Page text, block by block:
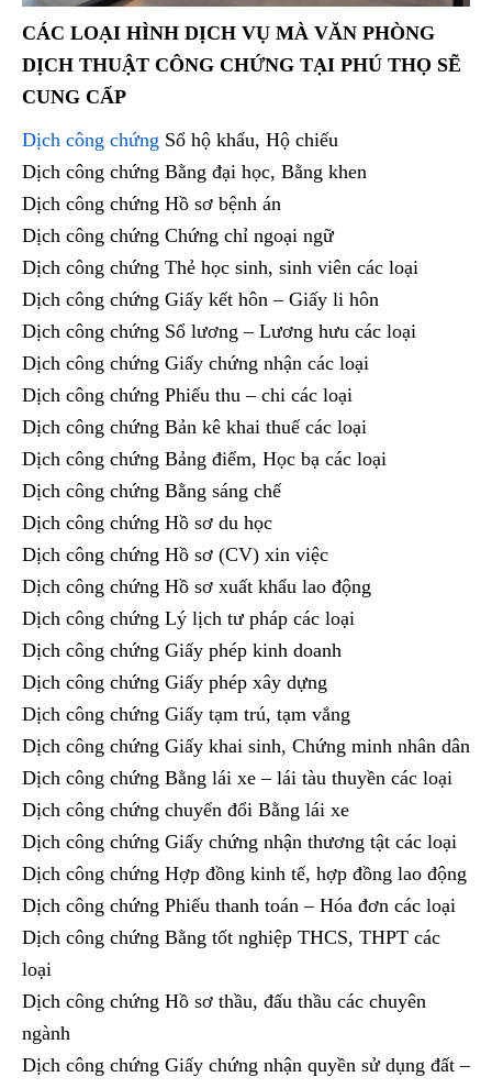
CÁC LOẠI HÌNH DỊCH VỤ MÀ VĂN PHÒNG
DỊCH THUẬT CÔNG CHỨNG TẠI PHÚ THỌ SẼ
CUNG CẤP
Dịch công chứng Sổ hộ khẩu, Hộ chiếu
Dịch công chứng Bằng đại học, Bằng khen
Dịch công chứng Hồ sơ bệnh án
Dịch công chứng Chứng chỉ ngoại ngữ
Dịch công chứng Thẻ học sinh, sinh viên các loại
Dịch công chứng Giấy kết hôn – Giấy li hôn
Dịch công chứng Sổ lương – Lương hưu các loại
Dịch công chứng Giấy chứng nhận các loại
Dịch công chứng Phiếu thu – chi các loại
Dịch công chứng Bản kê khai thuế các loại
Dịch công chứng Bảng điểm, Học bạ các loại
Dịch công chứng Bằng sáng chế
Dịch công chứng Hồ sơ du học
Dịch công chứng Hồ sơ (CV) xin việc
Dịch công chứng Hồ sơ xuất khẩu lao động
Dịch công chứng Lý lịch tư pháp các loại
Dịch công chứng Giấy phép kinh doanh
Dịch công chứng Giấy phép xây dựng
Dịch công chứng Giấy tạm trú, tạm vắng
Dịch công chứng Giấy khai sinh, Chứng minh nhân dân
Dịch công chứng Bằng lái xe – lái tàu thuyền các loại
Dịch công chứng chuyển đổi Bằng lái xe
Dịch công chứng Giấy chứng nhận thương tật các loại
Dịch công chứng Hợp đồng kinh tế, hợp đồng lao động
Dịch công chứng Phiếu thanh toán – Hóa đơn các loại
Dịch công chứng Bằng tốt nghiệp THCS, THPT các
loại
Dịch công chứng Hồ sơ thầu, đấu thầu các chuyên
ngành
Dịch công chứng Giấy chứng nhận quyền sử dụng đất –